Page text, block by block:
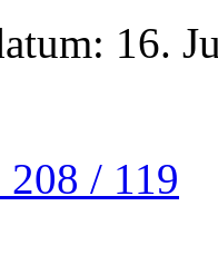
16.
208 / 119